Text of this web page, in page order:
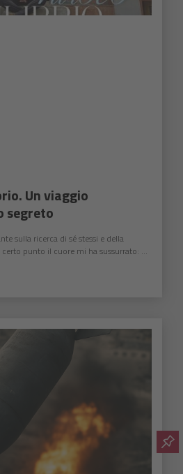
Un viaggio
segreto
sulla ricerca di sé stessi e della
certo punto il cuore mi ha sussurrato: ...